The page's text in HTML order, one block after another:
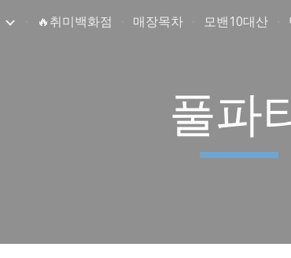
Skip to main content
🔥취미백화점 매장목차 모밴10대산
풀파